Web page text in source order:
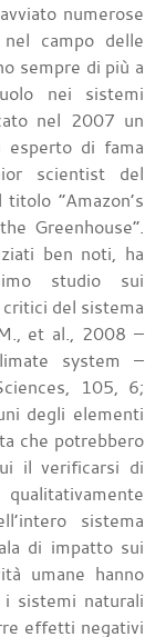
numerose
campo delle
sempre di più a
nei sistemi
nel 2007 un
esperto di fama
scientist del
“Amazon’s
Greenhouse”.
ben noti, ha
studio sui
del sistema
et al., 2008 –
system –
105, 6;
degli elementi
che potrebbero
il verificarsi di
sistema
di impatto sui
umane hanno
sistemi naturali
effetti negativi